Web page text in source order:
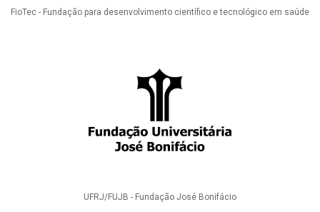
FioTec - Fundação para desenvolvimento científico e tecnológico em saúde
UFRJ/FUJB - Fundação José Bonifácio